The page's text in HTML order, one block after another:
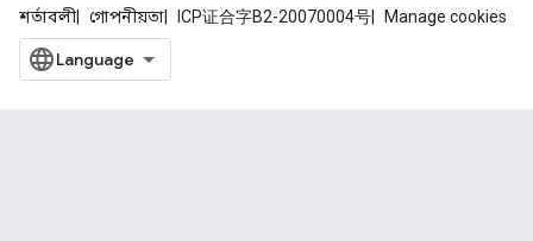
শর্তাবলী গোপনীয়তা ICP证合字B2-20070004号 Manage cookies